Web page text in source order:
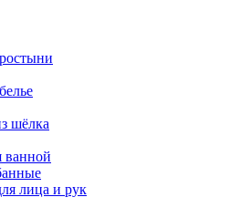
шёлка
ванной
лица и рук